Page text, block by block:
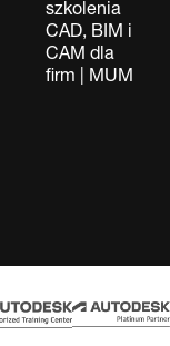
szkolenia
CAD, BIM i
CAM dla
firm | MUM